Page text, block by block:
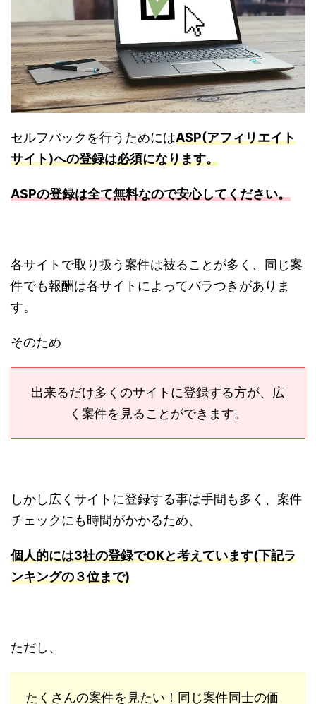
セルフバックを行うためにはASP(アフィリエイト
サイト)への登録は必須になります。
ASPの登録は全て無料なので安心してください。
各サイトで取り扱う案件は被ることが多く、同じ案
件でも報酬は各サイトによってバラつきがありま
す。
そのため
出来るだけ多くのサイトに登録する方が、広
く案件を見ることができます。
しかし広くサイトに登録する事は手間も多く、案件
チェックにも時間がかかるため、
個人的には3社の登録でOKと考えています(下記ラ
ンキングの３位まで)
ただし、
たくさんの案件を見たい！同じ案件同士の価